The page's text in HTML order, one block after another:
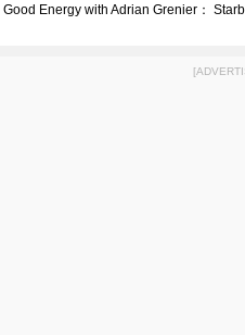
Good Energy with Adrian Grenier：